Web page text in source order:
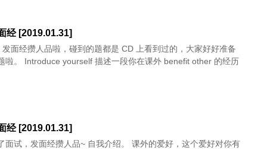
经 [2019.01.31]
面经攒人品啦，碰到的题都是 CD 上看到过的，大家好好准备
就没啥问题啦。 Introduce yourself 描述一段你在课外 benefit other 的经历
经 [2019.01.31]
攒人品~ 自我介绍。 课外的爱好，这个爱好对你有